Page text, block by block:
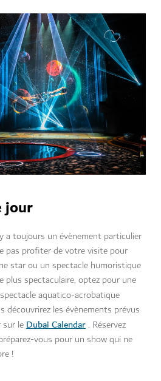
jour
a toujours un évènement particulier
pas profiter de votre visite pour
star ou un spectacle humoristique
plus spectaculaire, optez pour une
aquatico-acrobatique
découvrirez les évènements prévus
leDubai Calendar. Réservez
vous pour un show qui ne
!